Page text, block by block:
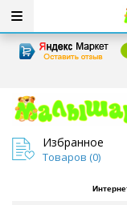
Избранное
Товаров (0)